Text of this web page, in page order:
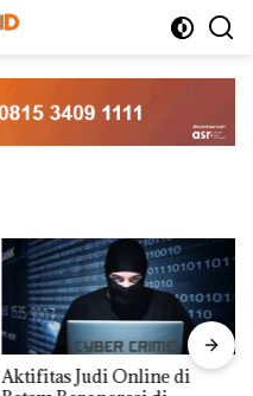
Aktifitas Judi Online di